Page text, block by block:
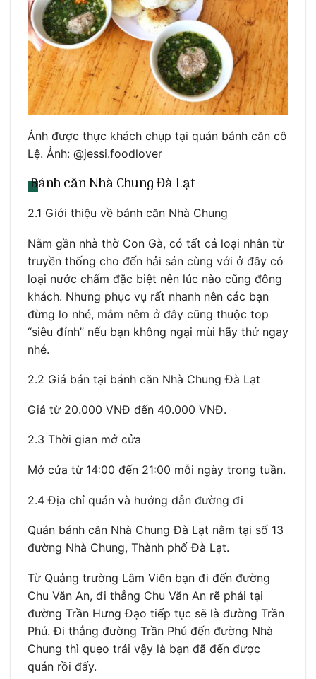
Ảnh được thực khách chụp tại quán bánh căn cô
Lệ. Ảnh: @jessi.foodlover
Bánh căn Nhà Chung Đà Lạt
2.1 Giới thiệu về bánh căn Nhà Chung
Nằm gần nhà thờ Con Gà, có tất cả loại nhân từ
truyền thống cho đến hải sản cùng với ở đây có
loại nước chấm đặc biệt nên lúc nào cũng đông
khách. Nhưng phục vụ rất nhanh nên các bạn
đừng lo nhé, mắm nêm ở đây cũng thuộc top
“siêu đỉnh” nếu bạn không ngại mùi hãy thử ngay
nhé.
2.2 Giá bán tại bánh căn Nhà Chung Đà Lạt
Giá từ 20.000 VNĐ đến 40.000 VNĐ.
2.3 Thời gian mở cửa
Mở cửa từ 14:00 đến 21:00 mỗi ngày trong tuần.
2.4 Địa chỉ quán và hướng dẫn đường đi
Quán bánh căn Nhà Chung Đà Lạt nằm tại số 13
đường Nhà Chung, Thành phố Đà Lạt.
Từ Quảng trường Lâm Viên bạn đi đến đường
Chu Văn An, đi thẳng Chu Văn An rẽ phải tại
đường Trần Hưng Đạo tiếp tục sẽ là đường Trần
Phú. Đi thẳng đường Trần Phú đến đường Nhà
Chung thì quẹo trái vậy là bạn đã đến được
quán rồi đấy.